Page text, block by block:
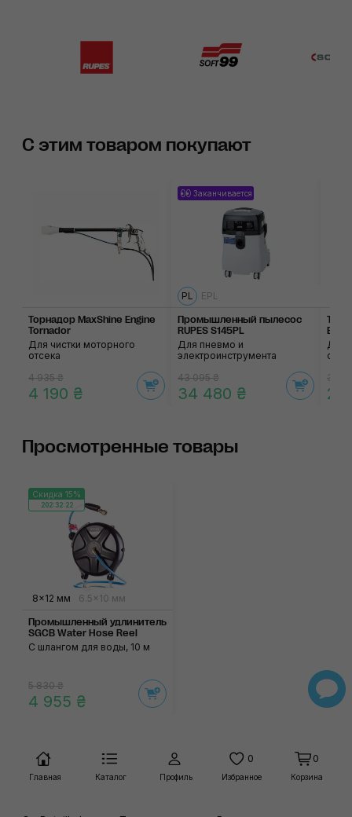
С этим товаром покупают
Торнадор MaxShine Engine
Tornador
Для чистки моторного
отсека
4 935 ₴
4 190 ₴
Заканчивается
PL EPL
Промышленный пылесос
RUPES S145PL
Для пневмо и
электроинструмента
43 095 ₴
34 480 ₴
Для
3
2
Просмотренные товары
Скидка 15%
202:32:22
8×12 мм 6.5×10 мм
Промышленный удлинитель
SGCB Water Hose Reel
С шлангом для воды, 10 м
5 830 ₴
4 955 ₴
Главная Каталог Профиль
0
Избранное
0
Корзина